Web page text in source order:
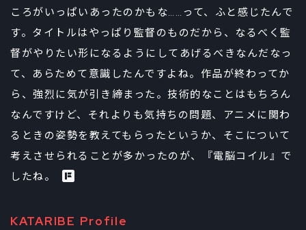
ころがいっぱいあったのかもな……って、ふと感じたんで
す。タイトルはやっぱり監督のものだから、なるべく監
督がやりたい形になるようにしてあげるべきなんだなっ
て、あらためて意識したんですよね。作品が終わってか
ら、強烈に気が引き締まった。技術的なことはもちろん
なんですけど、それよりも気持ちの問題、アニメに関わ
るときの姿勢を教えてもらったというか、そこについて
考えさせられることが多かったのが、『電脳コイル』で
したね。
KATARIBE Profile